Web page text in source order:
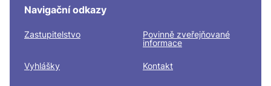
Navigační odkazy
Zastupitelstvo
Povinně zveřejňované
informace
Vyhlášky Kontakt